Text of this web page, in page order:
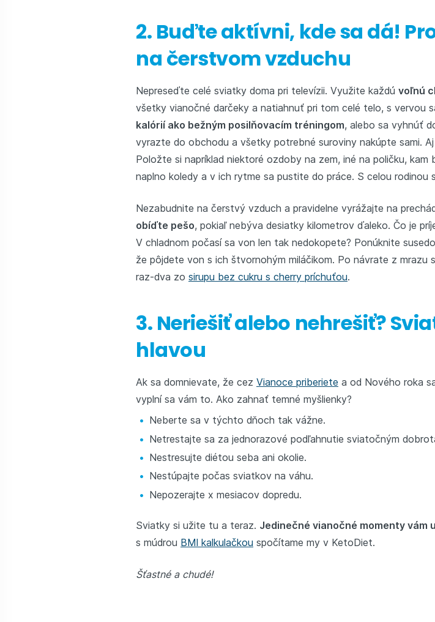
2. Buďte aktívni, kde sa dá!
na čerstvom vzduchu
Nepreseďte celé sviatky doma pri televízii. Využite každú voľnú
všetky vianočné darčeky a natiahnuť pri tom celé telo, s vervou
kalórií ako bežným posilňovacím tréningom, alebo sa vyhnúť
vyrazte do obchodu a všetky potrebné suroviny nakúpte sami.
Položte si napríklad niektoré ozdoby na zem, iné na poličku,
naplno koledy a v ich rytme sa pustite do práce. S celou
Nezabudnite na čerstvý vzduch a pravidelne vyrážajte na
obíďte pešo, pokiaľ nebýva desiatky kilometrov ďaleko. Čo je
V chladnom počasí sa von len tak nedokopete? Ponúknite
že pôjdete von s ich štvornohým miláčikom. Po návrate z mrazu
raz-dva zo sirupu bez cukru s cherry príchuťou.
3. Neriešiť alebo nehrešiť?
hlavou
Ak sa domnievate, že cez Vianoce priberiete a od Nového roka
vyplní sa vám to. Ako zahnať temné myšlienky?
Neberte sa v týchto dňoch tak vážne.
Netrestajte sa za jednorazové podľahnutie sviatočným
Nestresujte diétou seba ani okolie.
Nestúpajte počas sviatkov na váhu.
Nepozerajte x mesiacov dopredu.
Sviatky si užite tu a teraz. Jedinečné vianočné momenty vám
s múdrou BMI kalkulačkou spočítame my v KetoDiet.
Šťastné a chudé!